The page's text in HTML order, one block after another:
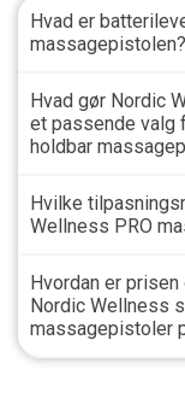
Hvad er
massagepistolen?
Hvad gør Nordic
et passende valg
holdbar
Hvilke
Wellness PRO
Hvordan er
Nordic Wellness
massagepistoler